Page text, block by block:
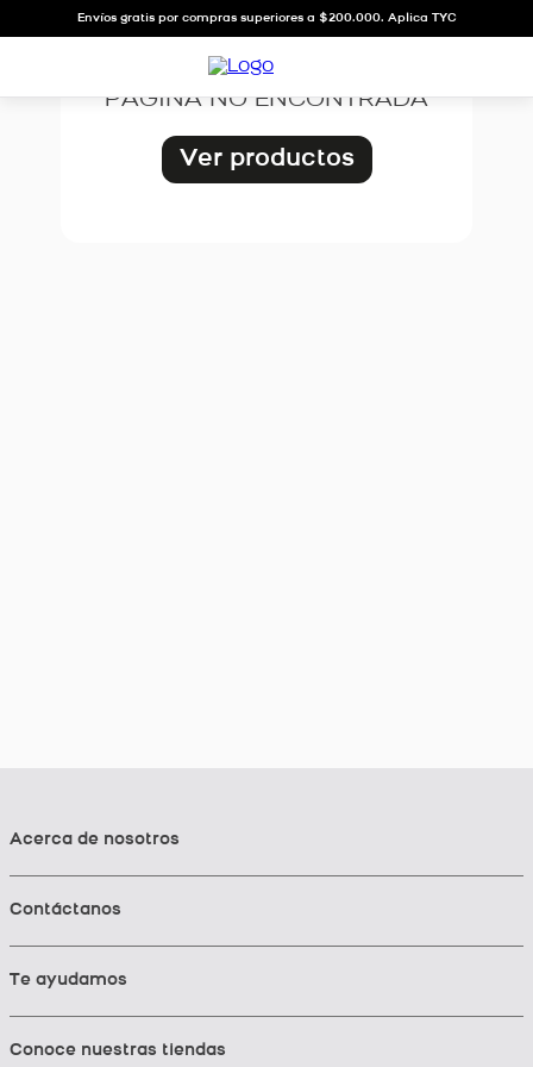
Envíos gratis por compras superiores a $200.000. Aplica TYC
OOPS!
PÁGINA NO ENCONTRADA
Ver productos
Acerca de nosotros
Contáctanos
Te ayudamos
Conoce nuestras tiendas